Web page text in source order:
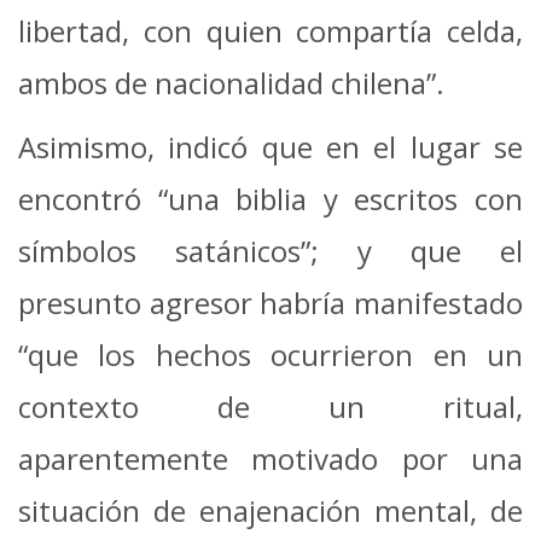
libertad, con quien compartía celda,
ambos de nacionalidad chilena”.
Asimismo, indicó que en el lugar se
encontró “una biblia y escritos con
símbolos satánicos”; y que el
presunto agresor habría manifestado
“que los hechos ocurrieron en un
contexto de un ritual,
aparentemente motivado por una
situación de enajenación mental, de